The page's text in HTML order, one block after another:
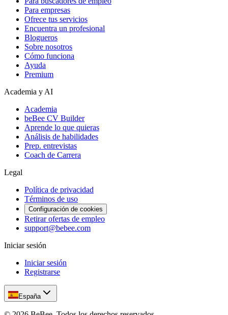
Para empresas
Ofrece tus servicios
Encuentra un profesional
Blogueros
Sobre nosotros
Cómo funciona
Ayuda
Premium
Academia y AI
Academia
beBee CV Builder
Aprende lo que quieras
Análisis de habilidades
Prep. entrevistas
Coach de Carrera
Legal
Política de privacidad
Términos de uso
Configuración de cookies
Retirar ofertas de empleo
support@bebee.com
Iniciar sesión
Iniciar sesión
Registrarse
España